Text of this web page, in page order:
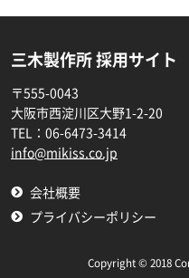
三木製作所 採用サイト
〒555-0043
大阪市西淀川区大野1-2-20
TEL： 06-6473-3414
info@mikiss.co.jp
会社概要
プライバシーポリシー
Copyright © 2018